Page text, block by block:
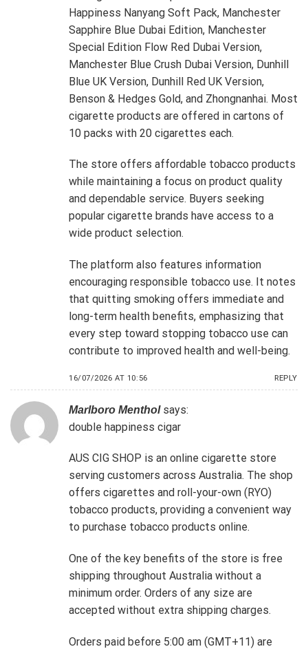
Happiness Nanyang Soft Pack, Manchester
Sapphire Blue Dubai Edition, Manchester
Special Edition Flow Red Dubai Version,
Manchester Blue Crush Dubai Version, Dunhill
Blue UK Version, Dunhill Red UK Version,
Benson & Hedges Gold, and Zhongnanhai. Most
cigarette products are offered in cartons of
10 packs with 20 cigarettes each.
The store offers affordable tobacco products
while maintaining a focus on product quality
and dependable service. Buyers seeking
popular cigarette brands have access to a
wide product selection.
The platform also features information
encouraging responsible tobacco use. It notes
that quitting smoking offers immediate and
long-term health benefits, emphasizing that
every step toward stopping tobacco use can
contribute to improved health and well-being.
16/07/2026 AT 10:56 REPLY
Marlboro Menthol says:
double happiness cigar
AUS CIG SHOP is an online cigarette store
serving customers across Australia. The shop
offers cigarettes and roll-your-own (RYO)
tobacco products, providing a convenient way
to purchase tobacco products online.
One of the key benefits of the store is free
shipping throughout Australia without a
minimum order. Orders of any size are
accepted without extra shipping charges.
Orders paid before 5:00 am (GMT+11) are